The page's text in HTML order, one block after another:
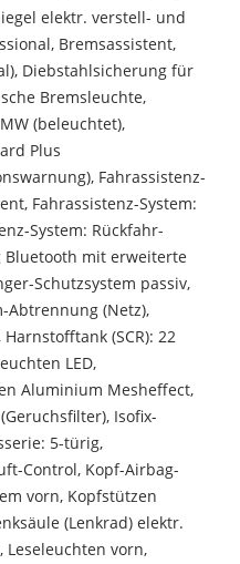
elektr. verstell- und
Bremsassistent,
Diebstahlsicherung für
Bremsleuchte,
(beleuchtet),
Plus
Fahrassistenz-
Fahrassistenz-System:
System: Rückfahr-
mit erweiterte
Schutzsystem passiv,
Abtrennung (Netz),
(SCR): 22
LED,
Aluminium Mesheffect,
Isofix-
5-türig,
Control, Kopf-Airbag-
vorn, Kopfstützen
(Lenkrad) elektr.
vorn,